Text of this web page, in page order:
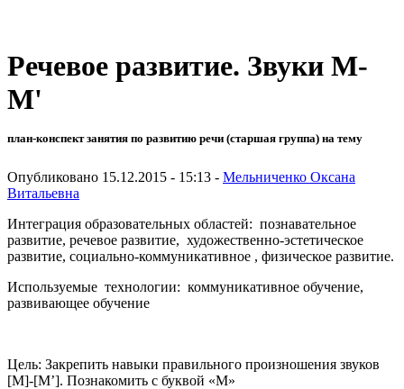
Речевое развитие. Звуки М-
М'
план-конспект занятия по развитию речи (старшая группа) на тему
Опубликовано 15.12.2015 - 15:13 - Мельниченко Оксана
Витальевна
Интеграция образовательных областей: познавательное
развитие, речевое развитие, художественно-эстетическое
развитие, социально-коммуникативное , физическое развитие.
Используемые технологии: коммуникативное обучение,
развивающее обучение
Цель: Закрепить навыки правильного произношения звуков
[М]-[М’]. Познакомить с буквой «М»